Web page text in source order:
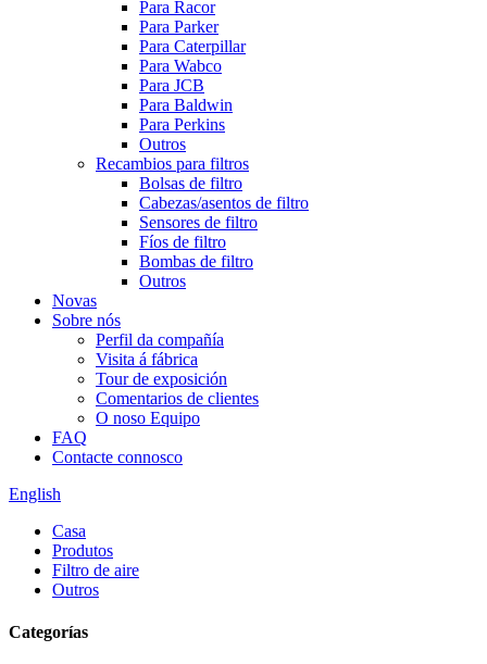
Para Racor
Para Parker
Para Caterpillar
Para Wabco
Para JCB
Para Baldwin
Para Perkins
Outros
Recambios para filtros
Bolsas de filtro
Cabezas/asentos de filtro
Sensores de filtro
Fíos de filtro
Bombas de filtro
Outros
Novas
Sobre nós
Perfil da compañía
Visita á fábrica
Tour de exposición
Comentarios de clientes
O noso Equipo
FAQ
Contacte connosco
English
Casa
Produtos
Filtro de aire
Outros
Categorías